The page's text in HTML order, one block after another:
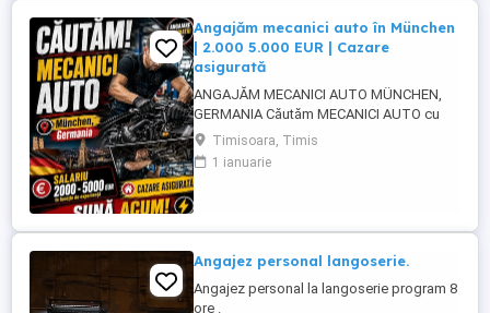
Angajăm mecanici auto în München
| 2.000 5.000 EUR | Cazare
asigurată
ANGAJĂM MECANICI AUTO MÜNCHEN,
GERMANIA Căutăm MECANICI AUTO cu
experiență pentru activitate în München,
Germania. SALARIU: între 2.000 și 5.000
EUR, în funcție de experiență și nivelul de
experiență în domeniul mecanicii ...
Timisoara, Timis
1 ianuarie
Angajez personal langoserie.
Angajez personal la langoserie program 8
ore .